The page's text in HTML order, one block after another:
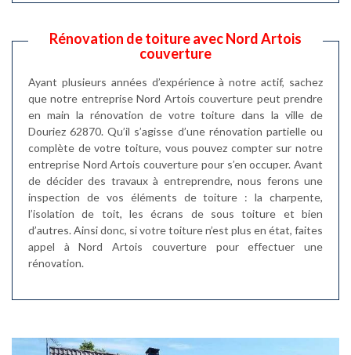
Rénovation de toiture avec Nord Artois
couverture
Ayant plusieurs années d’expérience à notre actif, sachez
que notre entreprise Nord Artois couverture peut prendre
en main la rénovation de votre toiture dans la ville de
Douriez 62870. Qu’il s’agisse d’une rénovation partielle ou
complète de votre toiture, vous pouvez compter sur notre
entreprise Nord Artois couverture pour s’en occuper. Avant
de décider des travaux à entreprendre, nous ferons une
inspection de vos éléments de toiture : la charpente,
l’isolation de toit, les écrans de sous toiture et bien
d’autres. Ainsi donc, si votre toiture n’est plus en état, faites
appel à Nord Artois couverture pour effectuer une
rénovation.